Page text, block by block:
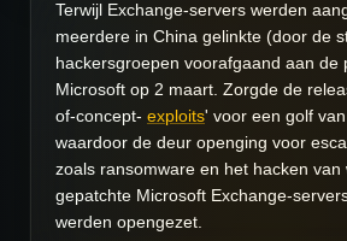
Terwijl Exchange-servers werden
meerdere in China gelinkte (door de
hackersgroepen voorafgaand aan de
Microsoft op 2 maart. Zorgde de
of-concept- exploits' voor een golf
waardoor de deur openging voor
zoals ransomware en het hacken van
gepatchte Microsoft Exchange-
werden opengezet.